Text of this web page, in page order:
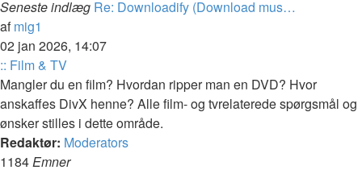
Seneste indlæg Re: Downloadify (Download mus…
afmig1
det
seneste
indlæg
02 jan 2026, 14:07
:: Film & TV
Mangler du en film? Hvordan ripper man en DVD? Hvor
anskaffes DivX henne? Alle film- og tvrelaterede spørgsmål og
ønsker stilles i dette område.
Redaktør: Moderators
1184Emner